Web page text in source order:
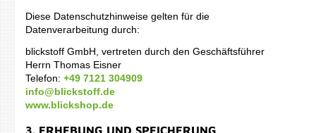
Diese Datenschutzhinweise gelten für die
Datenverarbeitung durch:
blickstoff GmbH, vertreten durch den Geschäftsführer
Herrn Thomas Eisner
Telefon:+49 7121 304909
info@blickstoff.de
www.blickshop.de
3. ERHEBUNG UND SPEICHERUNG